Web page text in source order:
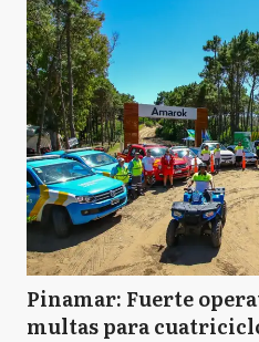
Pinamar: Fuerte
multas para